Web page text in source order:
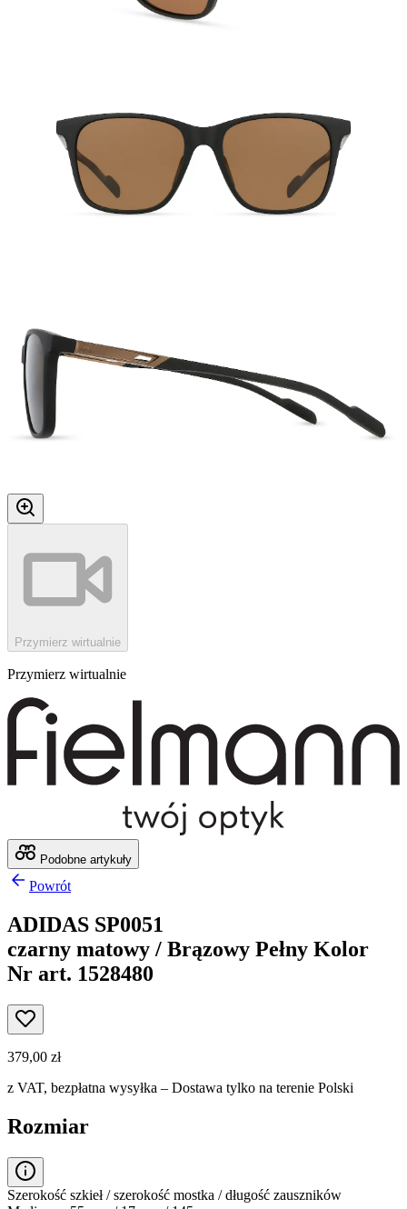
Przymierz wirtualnie
Przymierz wirtualnie
Podobne artykuły
Powrót
ADIDAS SP0051
czarny matowy / Brązowy Pełny Kolor
Nr art. 1528480
379,00 zł
z VAT, bezpłatna wysyłka – Dostawa tylko na terenie Polski
Rozmiar
Szerokość szkieł / szerokość mostka / długość zauszników